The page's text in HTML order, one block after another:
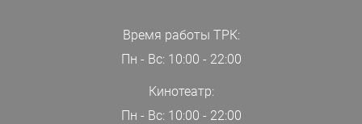
Время работы ТРК:
Пн - Вс: 10:00 - 22:00
Кинотеатр:
Пн - Вс: 10:00 - 22:00